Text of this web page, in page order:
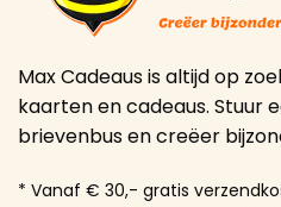
Max Cadeaus is altijd op
kaarten en cadeaus. Stuur
brievenbus en creëer
* Vanaf € 30,- gratis